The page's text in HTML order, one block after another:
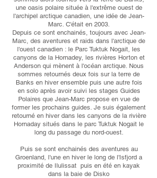
une oasis polaire située à l'extrême ouest de
l'archipel arctique canadien, une idée de Jean-
Marc. C'était en 2003.
Depuis ce sont enchainés, toujours avec Jean-
Marc, des aventures et raids dans l'arctique de
l'ouest canadien : le Parc Tuktuk Nogait, les
canyons de la Hornadey, les rivières Horton et
Anderson qui mènent à l'océan arctique. Nous
sommes retournés deux fois sur la terre de
Banks en hiver ensemble puis une autre fois
en solo après avoir suivi les stages Guides
Polaires que Jean-Marc propose en vue de
former les prochains guides. Je suis également
retourné en hiver dans les canyons de la rivière
Hornaday situés dans le parc Tuktuk Nogait le
long du passage du nord-ouest.
Puis se sont enchainés des aventures au
Groenland, l'une en hiver le long de l'Isfjord a
proximité de Ilulissat puis en été en kayak
dans la baie de Disko